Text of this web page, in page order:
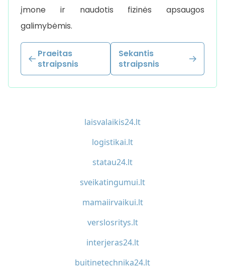
įmone ir naudotis fizinės apsaugos
galimybėmis.
Praeitas
straipsnis
Sekantis
straipsnis
laisvalaikis24.lt
logistikai.lt
statau24.lt
sveikatingumui.lt
mamaiirvaikui.lt
verslosritys.lt
interjeras24.lt
buitinetechnika24.lt